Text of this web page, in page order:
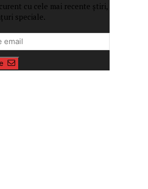
cu cele mai recente știri,
speciale.